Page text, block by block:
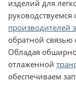
изделий для
производителей
обратной
Обладая
отлаженной
обеспечиваем